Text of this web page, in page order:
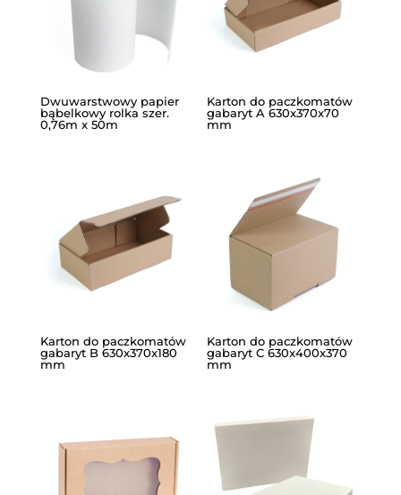
Dwuwarstwowy papier
bąbelkowy rolka szer.
0,76m x 50m
Karton do paczkomatów
gabaryt A 630x370x70
mm
Karton do paczkomatów
gabaryt B 630x370x180
mm
Karton do paczkomatów
gabaryt C 630x400x370
mm